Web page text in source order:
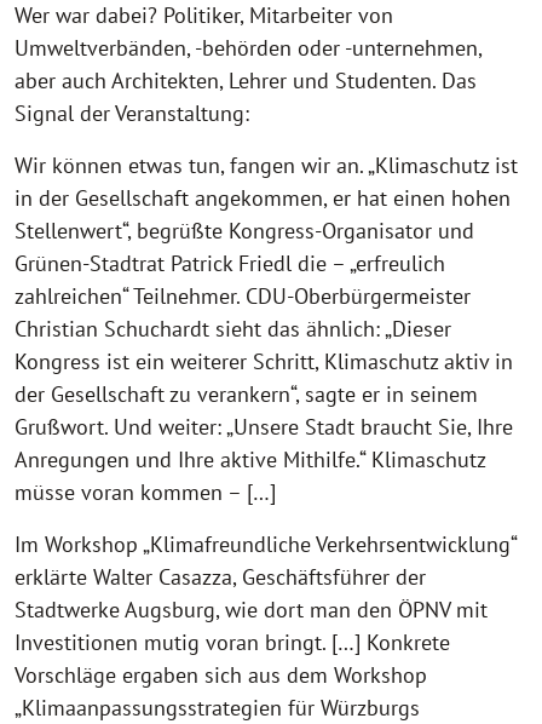
Wer war dabei? Politiker, Mitarbeiter von
Umweltverbänden, -behörden oder -unternehmen,
aber auch Architekten, Lehrer und Studenten. Das
Signal der Veranstaltung:
Wir können etwas tun, fangen wir an. „Klimaschutz ist
in der Gesellschaft angekommen, er hat einen hohen
Stellenwert“, begrüßte Kongress-Organisator und
Grünen-Stadtrat Patrick Friedl die – „erfreulich
zahlreichen“ Teilnehmer. CDU-Oberbürgermeister
Christian Schuchardt sieht das ähnlich: „Dieser
Kongress ist ein weiterer Schritt, Klimaschutz aktiv in
der Gesellschaft zu verankern“, sagte er in seinem
Grußwort. Und weiter: „Unsere Stadt braucht Sie, Ihre
Anregungen und Ihre aktive Mithilfe.“ Klimaschutz
müsse voran kommen – […]
Im Workshop „Klimafreundliche Verkehrsentwicklung“
erklärte Walter Casazza, Geschäftsführer der
Stadtwerke Augsburg, wie dort man den ÖPNV mit
Investitionen mutig voran bringt. […] Konkrete
Vorschläge ergaben sich aus dem Workshop
„Klimaanpassungsstrategien für Würzburgs